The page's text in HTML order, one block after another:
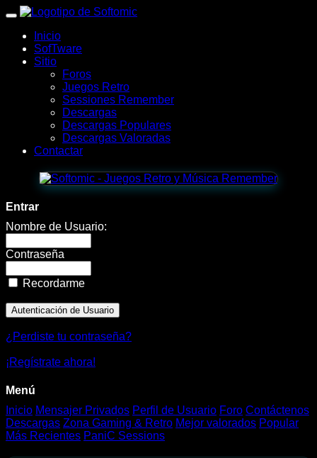
wWw.SofTomiC.org
Zona
Gaming
Retro
FireBoy
and
Watergirl:
In
The
Forest
Temple
Inicio
SofTware
Sitio
Foros
Juegos Retro
Sessiones Remember
Descargas
Descargas Populares
Descargas Valoradas
Contactar
Entrar
Nombre de Usuario:
Contraseña
Recordarme
¿Perdiste tu contraseña?
¡Regístrate ahora!
Menú
Inicio Mensajer Privados Perfil de Usuario Foro Contáctenos
Descargas Zona Gaming & Retro Mejor valorados Popular
Más Recientes PaniC Sessions